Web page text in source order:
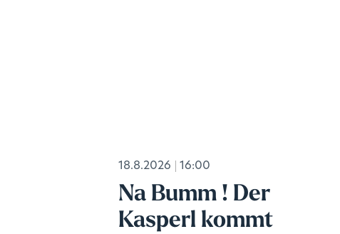
18.8.2026 16:00
Na Bumm ! Der
Kasperl kommt